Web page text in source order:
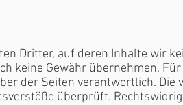
Dritter, auf deren Inhalte wir
keine Gewähr übernehmen.
der Seiten verantwortlich. Die
überprüft.